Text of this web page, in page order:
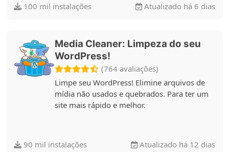
100 mil instalações Atualizado há 6 dias
Media Cleaner: Limpeza do seu
WordPress!
(764 avaliações)
Limpe seu WordPress! Elimine arquivos de
mídia não usados e quebrados. Para ter um
site mais rápido e melhor.
90 mil instalações Atualizado há 12 dias